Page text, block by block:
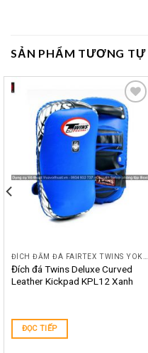
SẢN PHẨM TƯƠNG TỰ
Yêu
thích
ĐÍCH ĐẤM ĐÁ FAIRTEX TWINS YOKKAO TOPKING THÁI LAN CHÍNH HÃNG KICKPAD MITTPAD
Đích đá Twins Deluxe Curved
Leather Kickpad KPL12 Xanh
ĐỌC TIẾP